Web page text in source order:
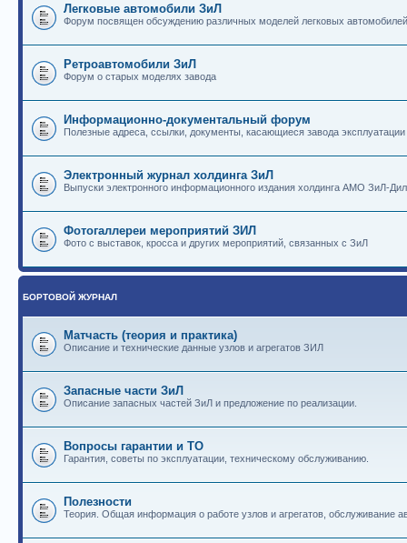
Легковые автомобили ЗиЛ
Форум посвящен обсуждению различных моделей легковых
Ретроавтомобили ЗиЛ
Форум о старых моделях завода
Информационно-документальный форум
Полезные адреса, ссылки, документы, касающиеся завода эксплуатации
Электронный журнал холдинга ЗиЛ
Выпуски электронного информационного издания холдинга АМО ЗиЛ-
Фотогаллереи мероприятий ЗИЛ
Фото с выставок, кросса и других мероприятий, связанных с ЗиЛ
БОРТОВОЙ ЖУРНАЛ
Матчасть (теория и практика)
Описание и технические данные узлов и агрегатов ЗИЛ
Запасные части ЗиЛ
Описание запасных частей ЗиЛ и предложение по реализации.
Вопросы гарантии и ТО
Гарантия, советы по эксплуатации, техническому обслуживанию.
Полезности
Теория. Общая информация о работе узлов и агрегатов, обслуживание